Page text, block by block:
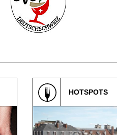
HOTSPOTS